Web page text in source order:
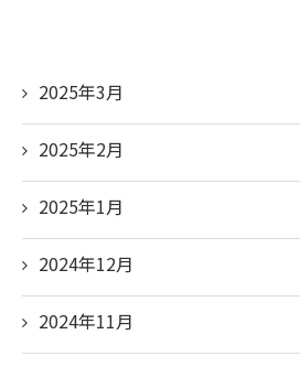
2025年3月
2025年2月
2025年1月
2024年12月
2024年11月